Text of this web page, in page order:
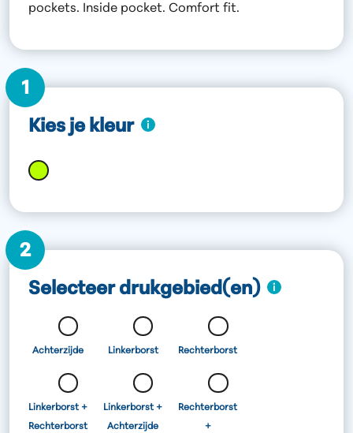
pockets. Inside pocket. Comfort fit.
1
Kies je kleur
2
Selecteer drukgebied(en)
Achterzijde Linkerborst Rechterborst
Linkerborst +
Rechterborst
Linkerborst +
Achterzijde
Rechterborst
+